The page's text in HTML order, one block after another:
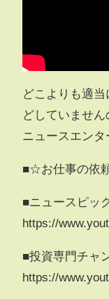
どこよりも適
どしていません
ニュースエンタ
■☆お仕事の依
■ニュースピッ
https://
■投資専門チャ
https://